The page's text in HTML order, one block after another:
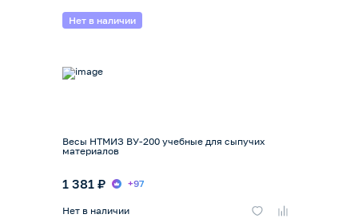
Нет в наличии
Весы НТМИЗ ВУ-200 учебные для сыпучих
материалов
1 381 ₽ +97
Нет в наличии